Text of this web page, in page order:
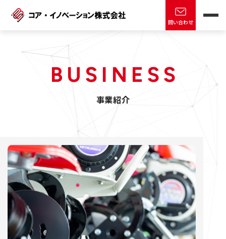
問い合わせ
B U S I N E S S
事業紹介